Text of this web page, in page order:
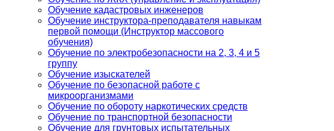
Обучение кадастровых инженеров
Обучение инструктора-преподавателя навыкам
первой помощи (Инструктор массового
обучения)
Обучение по электробезопасности на 2, 3, 4 и 5
группу
Обучение изыскателей
Обучение по безопасной работе с
микроорганизмами
Обучение по обороту наркотических средств
Обучение по транспортной безопасности
Обучение для грунтовых испытательных